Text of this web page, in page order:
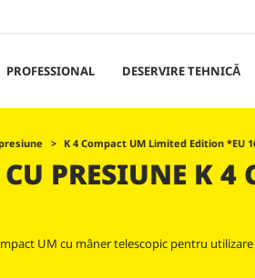
PROFESSIONAL DESERVIRE TEHNICĂ
K 4 Compact UM Limited Edition *EU
PRESIUNE K
UM cu mâner telescopic pentru